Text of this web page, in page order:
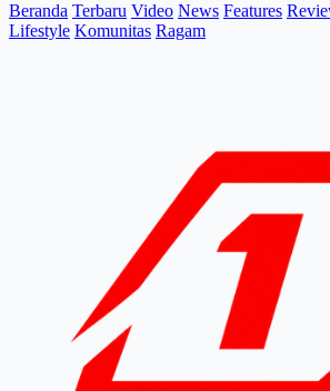
Beranda Terbaru Video News Features
Lifestyle Komunitas Ragam